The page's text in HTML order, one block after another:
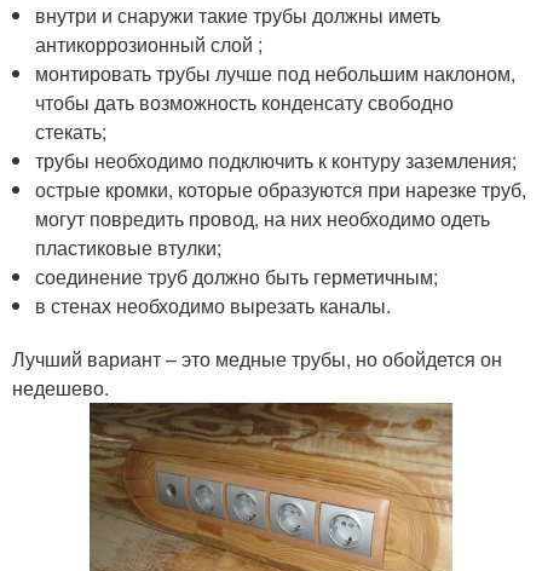
внутри и снаружи такие трубы должны иметь
антикоррозионный слой ;
монтировать трубы лучше под небольшим наклоном,
чтобы дать возможность конденсату свободно
стекать;
трубы необходимо подключить к контуру заземления;
острые кромки, которые образуются при нарезке труб,
могут повредить провод, на них необходимо одеть
пластиковые втулки;
соединение труб должно быть герметичным;
в стенах необходимо вырезать каналы.
Лучший вариант – это медные трубы, но обойдется он
недешево.